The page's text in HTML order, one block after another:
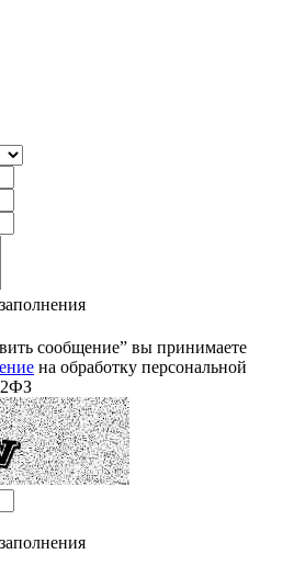
сообщение” вы принимаете
на обработку персональной